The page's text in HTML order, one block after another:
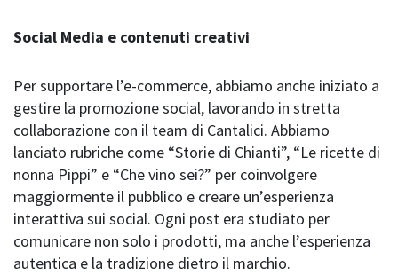
Social Media e contenuti creativi
Per supportare l’e-commerce, abbiamo anche iniziato a
gestire la promozione social, lavorando in stretta
collaborazione con il team di Cantalici. Abbiamo
lanciato rubriche come “Storie di Chianti”, “Le ricette di
nonna Pippi” e “Che vino sei?” per coinvolgere
maggiormente il pubblico e creare un’esperienza
interattiva sui social. Ogni post era studiato per
comunicare non solo i prodotti, ma anche l’esperienza
autentica e la tradizione dietro il marchio.